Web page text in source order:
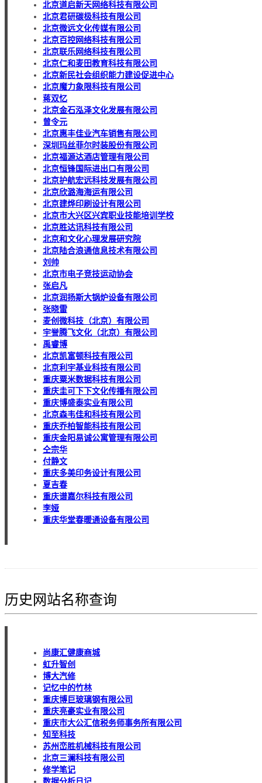
北京道启新天网络科技有限公司
北京君研碳极科技有限公司
北京微远文化传媒有限公司
北京百控网络科技有限公司
北京联乐网络科技有限公司
北京仁和麦田教育科技有限公司
北京新民社会组织能力建设促进中心
北京魔力象限科技有限公司
蒋双忆
北京金石泓泽文化发展有限公司
曾令元
北京惠丰佳业汽车销售有限公司
深圳玛丝菲尔时装股份有限公司
北京福源达酒店管理有限公司
北京恒锋国际进出口有限公司
北京护航宏远科技发展有限公司
北京欣潞海海运有限公司
北京建烨印刷设计有限公司
北京市大兴区兴宾职业技能培训学校
北京胜达讯科技有限公司
北京和文化心理发展研究院
北京陆合浪通信息技术有限公司
刘帅
北京市电子竞技运动协会
张启凡
北京润扬斯大锅炉设备有限公司
张晓雷
麦创微科技（北京）有限公司
宇誉腾飞文化（北京）有限公司
禹睿博
北京凯富顿科技有限公司
北京利宇基业科技有限公司
重庆粟米数据科技有限公司
重庆圭可下下文化传播有限公司
重庆博盛泰实业有限公司
北京森韦佳和科技有限公司
重庆乔柏智能科技有限公司
重庆金阳易诚公寓管理有限公司
仝宗华
付静文
重庆多美印务设计有限公司
夏吉春
重庆谱嘉尔科技有限公司
李娅
重庆华堂春暖通设备有限公司
历史网站名称查询
尚康汇健康商城
虹升智创
博大汽修
记忆中的竹林
重庆博巨玻璃钢有限公司
重庆亮豪实业有限公司
重庆市大公汇信税务师事务所有限公司
知至科技
苏州峦胜机械科技有限公司
北京三澜科技有限公司
修学笔记